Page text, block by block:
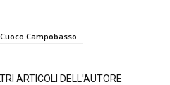
Campobasso
ARTICOLI DELL'AUTORE